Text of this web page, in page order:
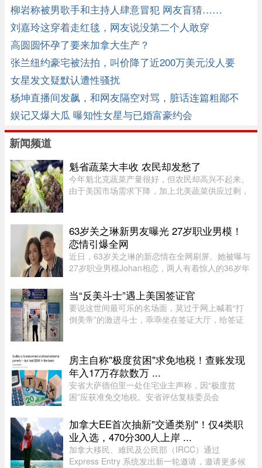
柳岩称被男歌手和主持人肆意冒犯 网友盲猜……
刘嘉玲这穿着走红毯，网友说没第二个人敢穿
高圆圆怀孕了要来加拿大生产？
张兰纽约豪宅被法拍，叫价降了近200万美元没人要
女星发文疑默认遭性骚扰
杨坤直播间发飙，和网友隔空对骂，脏话连篇粗鄙不
堪，令人不耻 ...
娱记又爆大瓜 曝知性女星与已婚富豪约会
新闻频道
魁省蔬菜大丰收 农民却发愁了
今年魁北克蔬菜产量很好，但农民却高兴不起来。
由于美国市场需求下降，加上北美蔬菜供应过剩，
菜，今年只能卖10车左右。生 ...
63岁关之琳新男友曝光 27岁职业男模！
恋情引爆全网
近日，63岁关之琳的新恋情在全网刷屏。她被曝与
27岁职业男模Johan相恋，两人有着惊人的36岁年
认，作为当事人的关之琳却始终保持沉默，既不承
认也不否认，这份淡定态度， ...
当“反美斗士”遇上美国签证官
要说这世间最可乐的名场面，莫过于网上喊着“打
倒美帝”的激进斗士，乖乖坐在签证大厅，给签证
美狠话少了许多，火药味也 ...
房主自称"极度贫困"求免地税！查账发现
年入17万存款数万 ...
安省大萨德伯里一处住宅业主声称，因“极度贫
困”应获准免交地税。安省评估复核委员会
了该业主的申请。调查发现，这户家庭在扣除开支
后，年净收入超过 23,000 元，而且 ...
加拿大EE首次抽新"交通类别"！仅4类职
业入选，470分300人上岸 ...
加拿大移民、难民及公民部（IRCC）通过
Express Entry 系统发出新一轮邀请，邀请更多候